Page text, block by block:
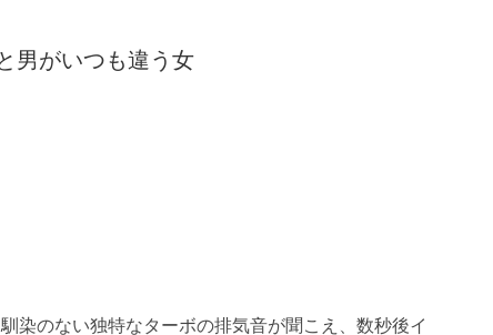
男がいつも違う女
染のない独特なターボの排気音が聞こえ、数秒後イ